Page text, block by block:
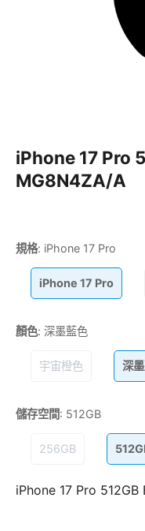
iPhone 17 Pro
MG8N4ZA/A
規格: iPhone 17 Pro
iPhone 17 Pro
顏色: 深墨藍色
宇宙橙色 深
儲存空間: 512GB
256GB
iPhone 17 Pro